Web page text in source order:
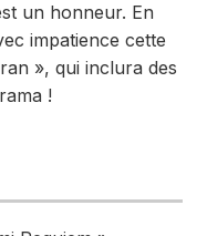
un honneur. En
impatience cette
», qui inclura des
!